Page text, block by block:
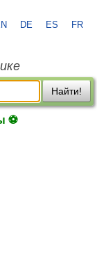
DE ES FR
Найти!
⚽